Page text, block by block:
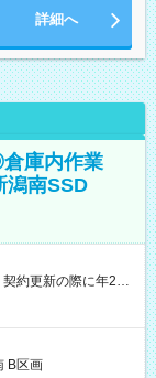
詳細へ
庫内作業
潟南SSD
約更新の際に年2回
夜割増賃金 (22:00～
は本採用時と同じ
B区画